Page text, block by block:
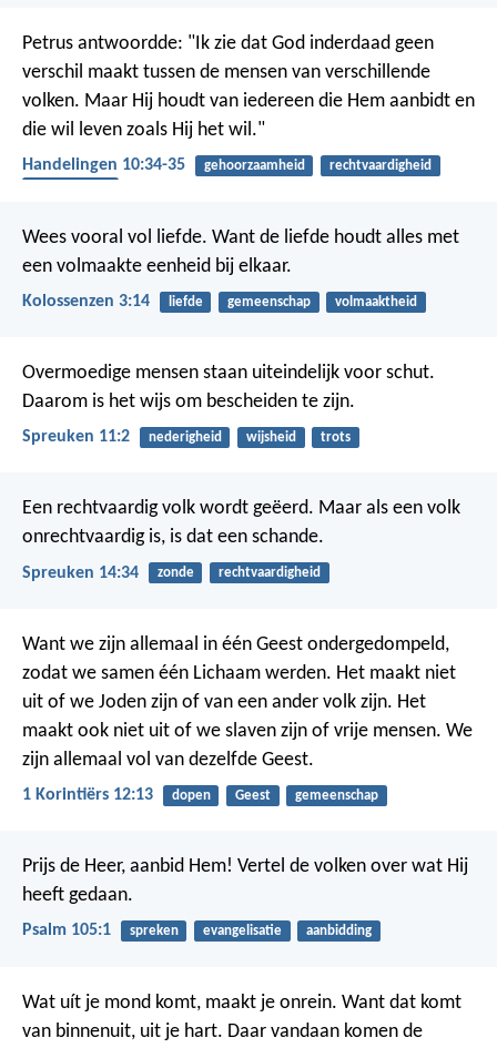
Petrus antwoordde: "Ik zie dat God inderdaad geen
verschil maakt tussen de mensen van verschillende
volken. Maar Hij houdt van iedereen die Hem aanbidt en
die wil leven zoals Hij het wil."
Handelingen 10:34-35 gehoorzaamheid
rechtvaardigheid
Wees vooral vol liefde. Want de liefde houdt alles met
een volmaakte eenheid bij elkaar.
Kolossenzen 3:14 liefde gemeenschap volmaaktheid
Overmoedige mensen staan uiteindelijk voor schut.
Daarom is het wijs om bescheiden te zijn.
Spreuken 11:2 nederigheid wijsheid trots
Een rechtvaardig volk wordt geëerd. Maar als een volk
onrechtvaardig is, is dat een schande.
Spreuken 14:34 zonde rechtvaardigheid
Want we zijn allemaal in één Geest ondergedompeld,
zodat we samen één Lichaam werden. Het maakt niet
uit of we Joden zijn of van een ander volk zijn. Het
maakt ook niet uit of we slaven zijn of vrije mensen. We
zijn allemaal vol van dezelfde Geest.
1 Korintiërs 12:13 dopen Geest gemeenschap
Prijs de Heer, aanbid Hem! Vertel de volken over wat Hij
heeft gedaan.
Psalm 105:1 spreken evangelisatie aanbidding
Wat uít je mond komt, maakt je onrein. Want dat komt
van binnenuit, uit je hart. Daar vandaan komen de